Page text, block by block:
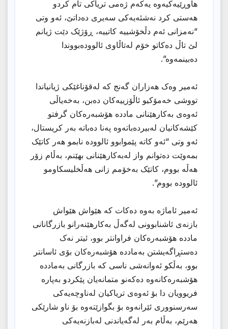
هاوڕێیەکیەوە یەکەم ژەمی تریاکی تام کردو
هەستی کرد نەشئەیەکی سەیری دەداتێ، ئەو وتی
“نەمزانی ئەم دڵخۆشییە کاتییە، ڕۆژێک دێت ژیانم
لێ تاڵ دەکاتو خۆم لەتاڵاوی ئالوودەبووندا
دەبینمەوە”.
ئەمیر وەک هەزاران گەنج کە لەقۆناغێکی ژیانیاندا
تووشی خەمۆکیو ئاڵۆزییەکان دەبن، بەخەیاڵی
ئەوەی بەکارهێنانی ماددە هۆشبەرەکان گرفتو
کێشەکانیان لەبیردەباتەوە پەنا دەباتە بەر کریستال،
ئەو وتی “ئەو کاتە پێموابوو ئالوودە نابمو هەر کاتێک
بمەوێت دەتوانم واز لەبەکارهێنانی بهێنم، بەڵام زۆر
هەڵە بووم، کاتێک بەخۆمم زانی هەڵخلیسکاومو
ئالوودە بووم”.
ئەمیر ئاماژە بەوە دەکات کە هێواش هێواش
بازنەی ئاشنابوونی لەگەڵ بەکارهێنەرانو بازرگانانی
ماددە هۆشبەرەکان فراوانتر بوو، ئیتر نەک
دەستڕاگەیشتن بەماددە هۆشبەرەکان بۆی ئاسانتر
بوو، بەڵکو ئەوانەشی ناسی کە بازرگانی بەماددە
هۆشبەرەکانەوە دەکەنو متمانەیان پێکردو بەپارە
فریوویان دا بۆ ئەوەی تریاکیان لەناوچەیەکی
سەرسنووری ئێرانەوە بۆ بگوازێتەوە بۆ ناو شارێکی
هەرێم، بەڵام بەر لەگەیاندنی لەبازنەیەکی